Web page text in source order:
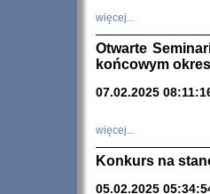
więcej...
Otwarte
końcowym
07.02.2025
więcej...
Konkurs na
05.02.2025